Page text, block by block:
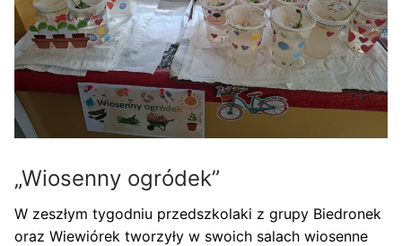
„Wiosenny ogródek”
W zeszłym tygodniu przedszkolaki z grupy Biedronek
oraz Wiewiórek tworzyły w swoich salach wiosenne